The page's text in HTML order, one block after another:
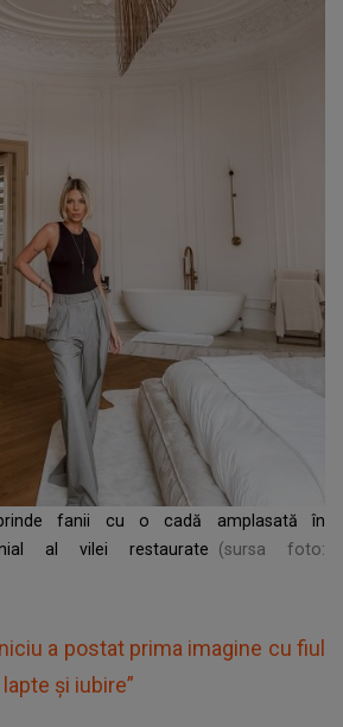
fanii cu o cadă amplasată în
al vilei restaurate
(sursa foto:
a postat prima imagine cu fiul
și iubire”